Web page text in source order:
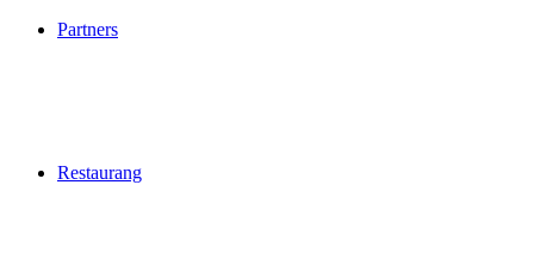
Partners
Restaurang